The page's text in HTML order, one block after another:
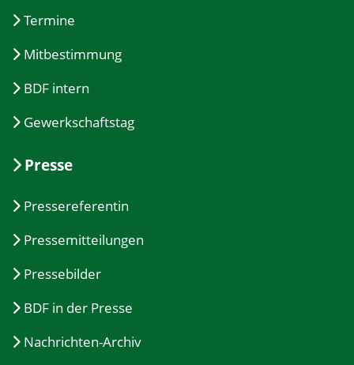
Termine
Mitbestimmung
BDF intern
Gewerkschaftstag
Presse
Pressereferentin
Pressemitteilungen
Pressebilder
BDF in der Presse
Nachrichten-Archiv